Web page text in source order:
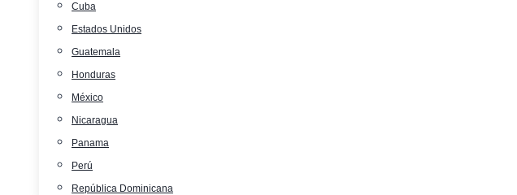
Cuba
Estados Unidos
Guatemala
Honduras
México
Nicaragua
Panama
Perú
República Dominicana